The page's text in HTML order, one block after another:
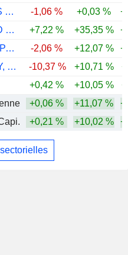
JX ADVANCED METALS CORPORATION
-1,06 % +0,03 %
CHINA TUNGSTEN AND HIGHTECH MATERIALS CO.,LTD
+7,22 % +35,35 %
JIANGXI COPPER COMPANY LIMITED
-2,06 % +12,07 %
KOREA ZINC COMPANY, LTD.
-10,37 % +10,71 %
+0,42 % +10,05 %
+0,06 % +11,07 %
+0,21 % +10,02 %